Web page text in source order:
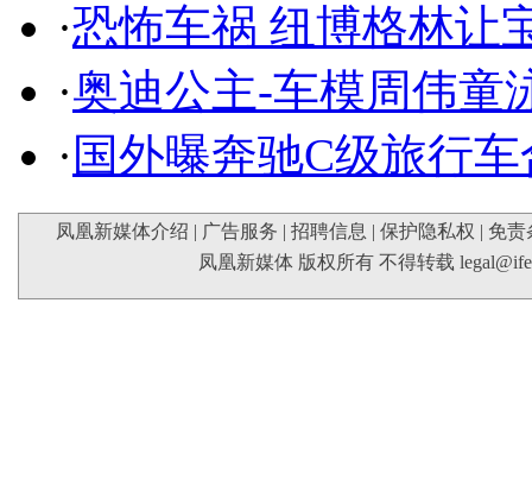
·恐怖车祸 纽博格林让
·奥迪公主-车模周伟童
· 国外曝奔驰C级旅行
凤凰新媒体介绍 | 广告服务 | 招聘信息 | 保护隐私权 | 免责
凤凰新媒体 版权所有 不得转载